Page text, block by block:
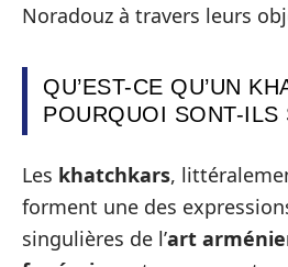
Noradouz à travers leurs
QU’EST-CE QU’UN
POURQUOI SONT-ILS
Les khatchkars,
forment une des
singulières de l’art